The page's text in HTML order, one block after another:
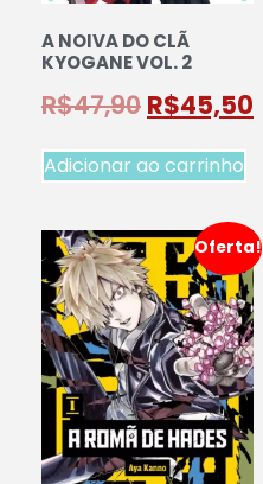
A NOIVA DO CLÃ
KYOGANE VOL. 2
R$47,90 R$45,50
Adicionar ao carrinho
Oferta!